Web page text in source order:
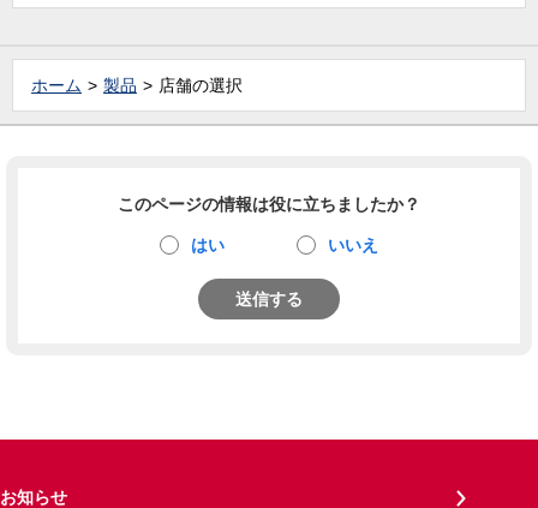
ホーム 製品 店舗の選択
このページの情報は役に立ちましたか？
はい いいえ
送信する
お知らせ